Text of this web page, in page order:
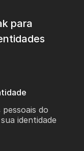
para
do
identidade